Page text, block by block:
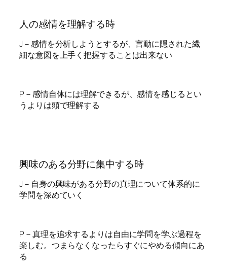
人の感情を理解する時
J－感情を分析しようとするが、言動に隠された繊
細な意図を上手く把握することは出来ない
P－感情自体には理解できるが、感情を感じるとい
うよりは頭で理解する
興味のある分野に集中する時
J－自身の興味がある分野の真理について体系的に
学問を深めていく
P－真理を追求するよりは自由に学問を学ぶ過程を
楽しむ。つまらなくなったらすぐにやめる傾向にあ
る